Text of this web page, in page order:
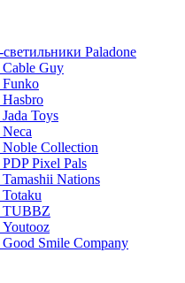
Paladone
Guy
Toys
Collection
Pixel Pals
Nations
Smile Company